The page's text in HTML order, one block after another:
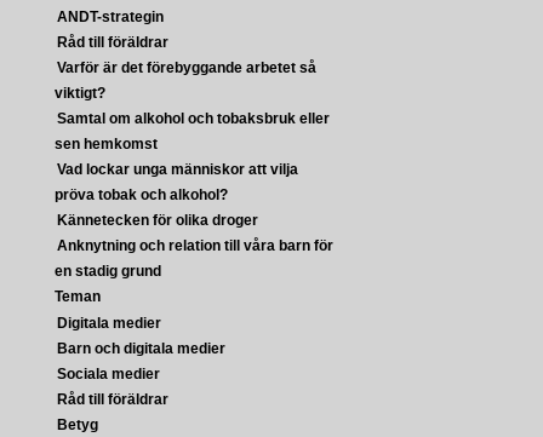
ANDT-strategin
Råd till föräldrar
Varför är det förebyggande arbetet så
viktigt?
Samtal om alkohol och tobaksbruk eller
sen hemkomst
Vad lockar unga människor att vilja
pröva tobak och alkohol?
Kännetecken för olika droger
Anknytning och relation till våra barn för
en stadig grund
Teman
Digitala medier
Barn och digitala medier
Sociala medier
Råd till föräldrar
Betyg